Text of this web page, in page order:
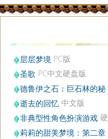
层层梦境 PC版
圣歌 PC中文硬盘版
德鲁伊之石：巨石林的秘
密 PC版
逝去的回忆 中文版
非典型性角色扮演游戏 硬
盘版莉莉的甜美梦境：第二章